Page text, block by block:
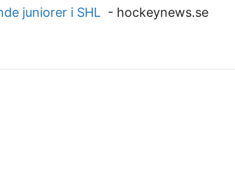
juniorer i SHL - hockeynews.se